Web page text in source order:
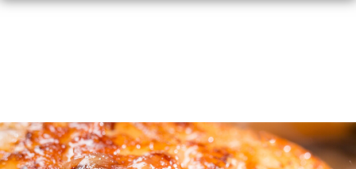
Skip
to
content